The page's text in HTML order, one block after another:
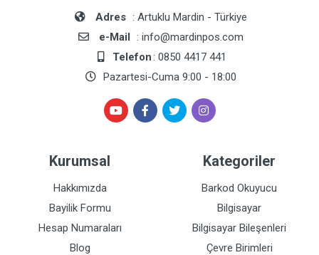
Adres : Artuklu Mardin - Türkiye
e-Mail : info@mardinpos.com
Telefon: 0850 4417 441
Pazartesi-Cuma 9:00 - 18:00
Kurumsal
Hakkımızda
Bayilik Formu
Hesap Numaraları
Blog
Kategoriler
Barkod Okuyucu
Bilgisayar
Bilgisayar Bileşenleri
Çevre Birimleri